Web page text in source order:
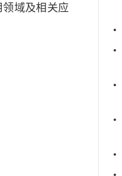
域及相关应